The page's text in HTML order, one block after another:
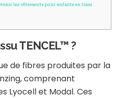
les vêtements pour enfants en tissu
TENCEL™ ?
de fibres produites par la
comprenant
Lyocell et Modal. Ces